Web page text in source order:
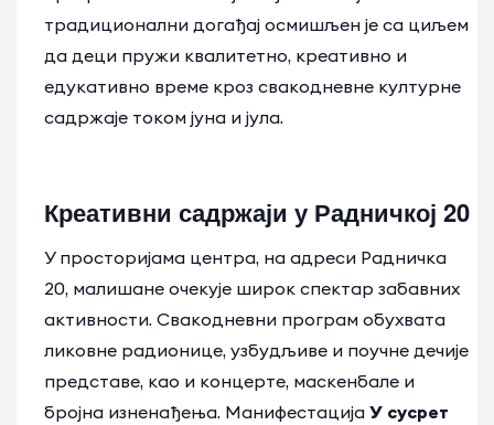
традиционални догађај осмишљен је са циљем
да деци пружи квалитетно, креативно и
едукативно време кроз свакодневне културне
садржаје током јуна и јула.
Креативни садржаји у Радничкој 20
У просторијама центра, на адреси Радничка
20, малишане очекује широк спектар забавних
активности. Свакодневни програм обухвата
ликовне радионице, узбудљиве и поучне дечије
представе, као и концерте, маскенбале и
бројна изненађења. Манифестација У сусрет